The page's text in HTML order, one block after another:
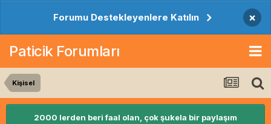
Forumu Destekleyenlere Katılın ×
Paticik Forumları
Kişisel
2000 lerden beri faal olan, çok şukela bir paylaşım